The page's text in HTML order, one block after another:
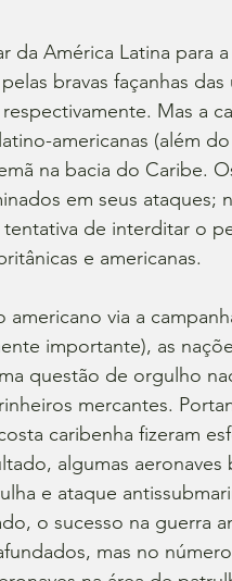
da América Latina para
bravas façanhas
Mas a
americanas (além
na bacia do Caribe.
em seus ataques;
de interditar o
e americanas.
via a
importante), as
questão de orgulho
mercantes.
caribenha fizeram
algumas
e ataque
o sucesso na guerra
mas no